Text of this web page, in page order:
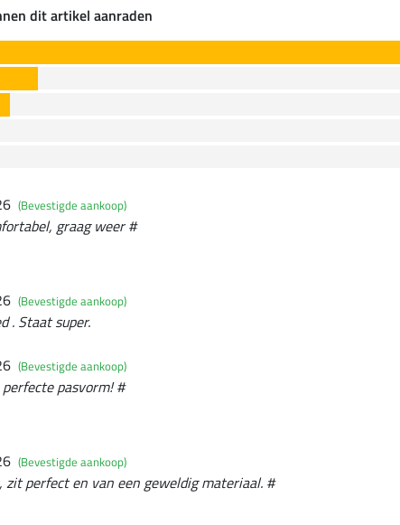
dit artikel aanraden
(Bevestigde aankoop)
graag weer #
(Bevestigde aankoop)
. Staat super.
(Bevestigde aankoop)
pasvorm! #
(Bevestigde aankoop)
zit perfect en van een geweldig materiaal. #